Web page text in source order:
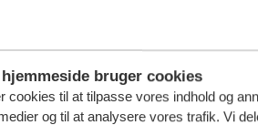
hjemmeside bruger cookies
cookies til at tilpasse vores indhold og
og til at analysere vores trafik. Vi